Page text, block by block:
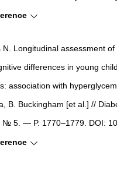
N. Longitudinal assessment
differences in young
association with
B. Buckingham [et al.] //
№ 5. — P. 1770–1779. DOI: